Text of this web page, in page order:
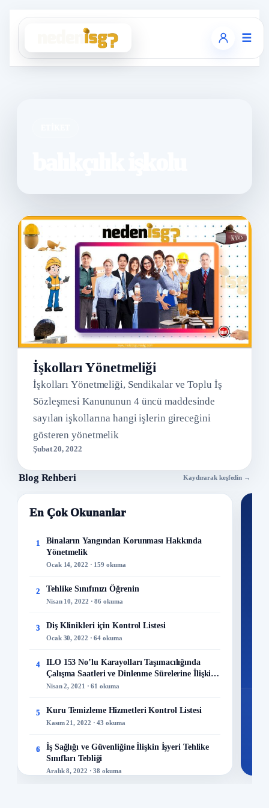
☰
İşkolları Yönetmeliği
İşkolları Yönetmeliği, Sendikalar ve Toplu İş
Sözleşmesi Kanununun 4 üncü maddesinde
sayılan işkollarına hangi işlerin gireceğini
gösteren yönetmelik
Şubat 20, 2022
Blog Rehberi Kaydırarak keşfedin →
En Çok Okunanlar
1
Binaların Yangından Korunması Hakkında
Yönetmelik
Ocak 14, 2022 · 159 okuma
2 Tehlike Sınıfınızı Öğrenin
Nisan 10, 2022 · 86 okuma
3 Diş Klinikleri için Kontrol Listesi
Ocak 30, 2022 · 64 okuma
4
ILO 153 No’lu Karayolları Taşımacılığında
Çalışma Saatleri ve Dinlenme Sürelerine İlişkin
Sözleşme
Nisan 2, 2021 · 61 okuma
5 Kuru Temizleme Hizmetleri Kontrol Listesi
Kasım 21, 2022 · 43 okuma
6
İş Sağlığı ve Güvenliğine İlişkin İşyeri Tehlike
Sınıfları Tebliği
Aralık 8, 2022 · 38 okuma